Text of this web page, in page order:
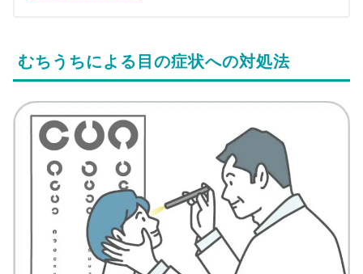
むちうちによる目の症状への対処法